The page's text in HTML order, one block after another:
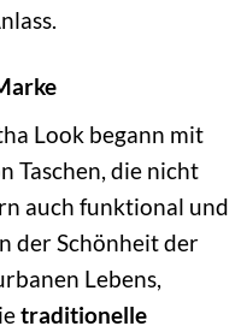
Look begann mit
Taschen, die nicht
auch funktional und
der Schönheit der
Lebens,
traditionelle